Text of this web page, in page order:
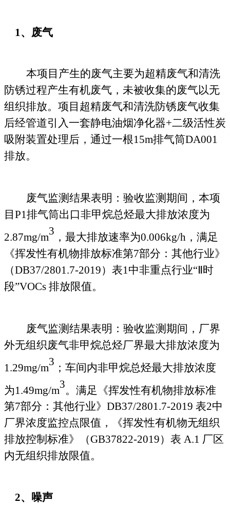
1、 废气
本项目产生的废气主要为超精废气和清洗
防锈过程产生有机废气，未被收集的废气以无
组织排放。项目超精废气和清洗防锈废气收集
后经管道引入一套静电油烟净化器+二级活性炭
吸附装置处理后，通过一根15m排气筒DA001
排放。
废气监测结果表明：验收监测期间，本项
目P1排气筒出口非甲烷总烃最大排放浓度为
2.87mg/m3 ，最大排放速率为0.006kg/h ， 满足
《挥发性有机物排放标准第7部分：其他行业》
（DB37/2801.7-2019）表1中非重点行业“Ⅱ时
段”VOCs 排放限值。
废气监测结果表明：验收监测期间， 厂界
外无组织废气非甲烷总烃厂界最大排放浓度为
1.29mg/m3 ； 车间内非甲烷总烃最大排放浓度
为1.49mg/m3。 满足《挥发性有机物排放标准
第7部分：其他行业》DB37/2801.7-2019 表2中
厂界浓度监控点限值，《挥发性有机物无组织
排放控制标准》（GB37822-2019）表 A.1 厂区
内无组织排放限值。
2、噪声